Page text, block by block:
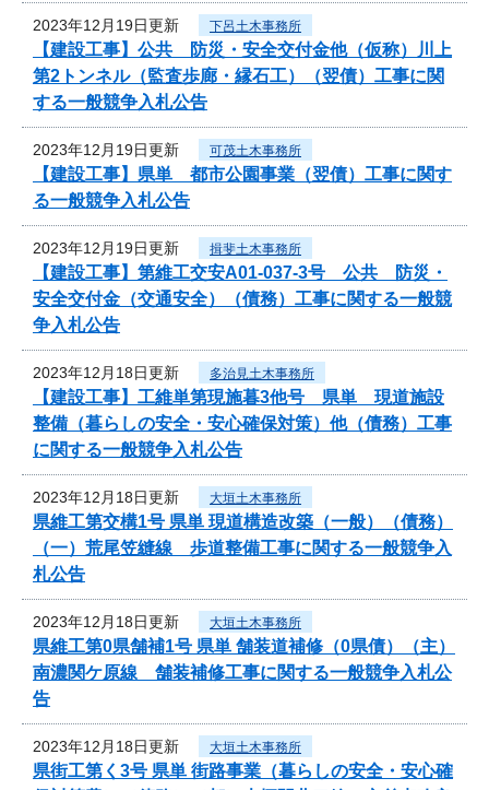
2023年12月19日更新 下呂土木事務所
【建設工事】公共 防災・安全交付金他（仮称）川上
第2トンネル（監査歩廊・縁石工）（翌債）工事に関
する一般競争入札公告
2023年12月19日更新 可茂土木事務所
【建設工事】県単 都市公園事業（翌債）工事に関す
る一般競争入札公告
2023年12月19日更新 揖斐土木事務所
【建設工事】第維工交安A01-037-3号 公共 防災・
安全交付金（交通安全）（債務）工事に関する一般競
争入札公告
2023年12月18日更新 多治見土木事務所
【建設工事】工維単第現施暮3他号 県単 現道施設
整備（暮らしの安全・安心確保対策）他（債務）工事
に関する一般競争入札公告
2023年12月18日更新 大垣土木事務所
県維工第交構1号 県単 現道構造改築（一般）（債務）
（一）荒尾笠縫線 歩道整備工事に関する一般競争入
札公告
2023年12月18日更新 大垣土木事務所
県維工第0県舗補1号 県単 舗装道補修（0県債）（主）
南濃関ケ原線 舗装補修工事に関する一般競争入札公
告
2023年12月18日更新 大垣土木事務所
県街工第く3号 県単 街路事業（暮らしの安全・安心確